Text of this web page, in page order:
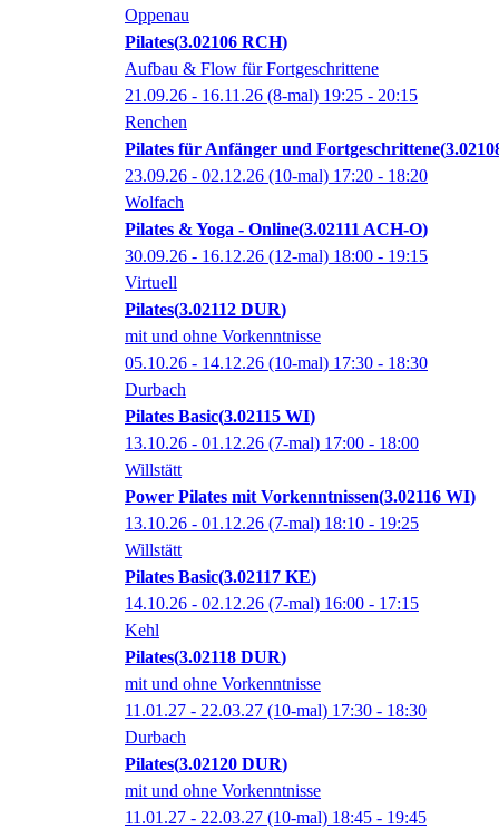
Oppenau
Pilates 3.02106 RCH
Aufbau & Flow für Fortgeschrittene
21.09.26 - 16.11.26 (8-mal) 19:25 - 20:15
Renchen
Pilates für Anfänger und Fortgeschrittene
23.09.26 - 02.12.26 (10-mal) 17:20 - 18:20
Wolfach
Pilates & Yoga - Online 3.02111 ACH-O
30.09.26 - 16.12.26 (12-mal) 18:00 - 19:15
Virtuell
Pilates 3.02112 DUR
mit und ohne Vorkenntnisse
05.10.26 - 14.12.26 (10-mal) 17:30 - 18:30
Durbach
Pilates Basic 3.02115 WI
13.10.26 - 01.12.26 (7-mal) 17:00 - 18:00
Willstätt
Power Pilates mit Vorkenntnissen 3.02116 WI
13.10.26 - 01.12.26 (7-mal) 18:10 - 19:25
Willstätt
Pilates Basic 3.02117 KE
14.10.26 - 02.12.26 (7-mal) 16:00 - 17:15
Kehl
Pilates 3.02118 DUR
mit und ohne Vorkenntnisse
11.01.27 - 22.03.27 (10-mal) 17:30 - 18:30
Durbach
Pilates 3.02120 DUR
mit und ohne Vorkenntnisse
11.01.27 - 22.03.27 (10-mal) 18:45 - 19:45